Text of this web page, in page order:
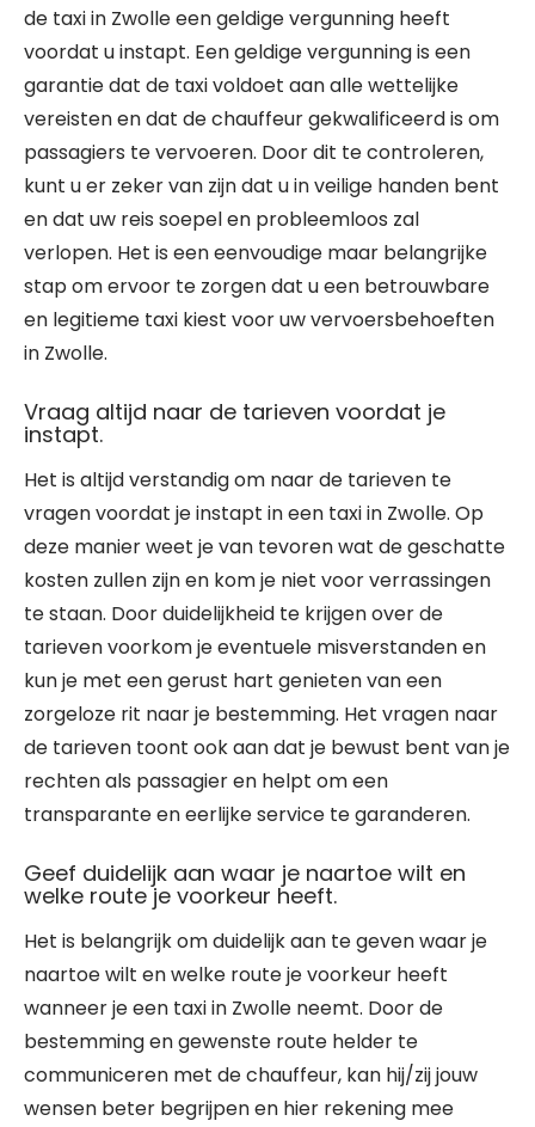
de taxi in Zwolle een geldige vergunning heeft
voordat u instapt. Een geldige vergunning is een
garantie dat de taxi voldoet aan alle wettelijke
vereisten en dat de chauffeur gekwalificeerd is om
passagiers te vervoeren. Door dit te controleren,
kunt u er zeker van zijn dat u in veilige handen bent
en dat uw reis soepel en probleemloos zal
verlopen. Het is een eenvoudige maar belangrijke
stap om ervoor te zorgen dat u een betrouwbare
en legitieme taxi kiest voor uw vervoersbehoeften
in Zwolle.
Vraag altijd naar de tarieven voordat je
instapt.
Het is altijd verstandig om naar de tarieven te
vragen voordat je instapt in een taxi in Zwolle. Op
deze manier weet je van tevoren wat de geschatte
kosten zullen zijn en kom je niet voor verrassingen
te staan. Door duidelijkheid te krijgen over de
tarieven voorkom je eventuele misverstanden en
kun je met een gerust hart genieten van een
zorgeloze rit naar je bestemming. Het vragen naar
de tarieven toont ook aan dat je bewust bent van je
rechten als passagier en helpt om een
transparante en eerlijke service te garanderen.
Geef duidelijk aan waar je naartoe wilt en
welke route je voorkeur heeft.
Het is belangrijk om duidelijk aan te geven waar je
naartoe wilt en welke route je voorkeur heeft
wanneer je een taxi in Zwolle neemt. Door de
bestemming en gewenste route helder te
communiceren met de chauffeur, kan hij/zij jouw
wensen beter begrijpen en hier rekening mee